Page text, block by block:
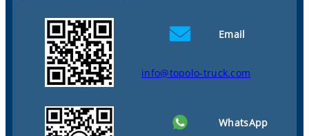
Email
info@topolo-truck.com
WhatsApp